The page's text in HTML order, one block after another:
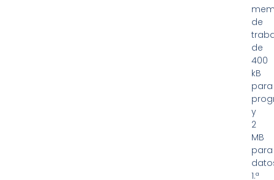
de
de
400
kB
para
y
2
MB
para
1.ª